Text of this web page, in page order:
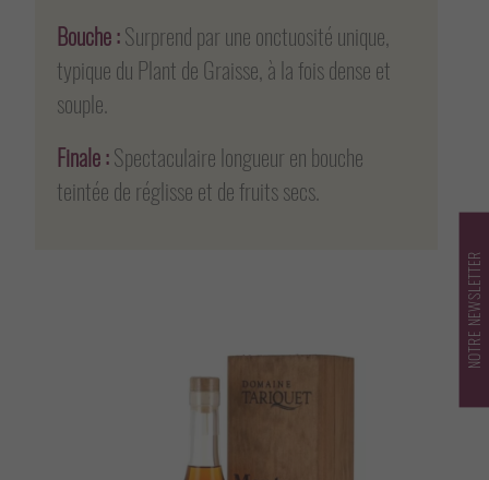
NOTRE NEWSLETTER
Bouche :Surprend par une onctuosité unique,
typique du Plant de Graisse, à la fois dense et
souple.
Finale :Spectaculaire longueur en bouche
teintée de réglisse et de fruits secs.